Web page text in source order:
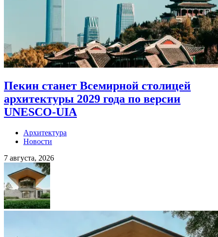
Пекин станет Всемирной столицей
архитектуры 2029 года по версии
UNESCO-UIA
Архитектура
Новости
7 августа, 2026